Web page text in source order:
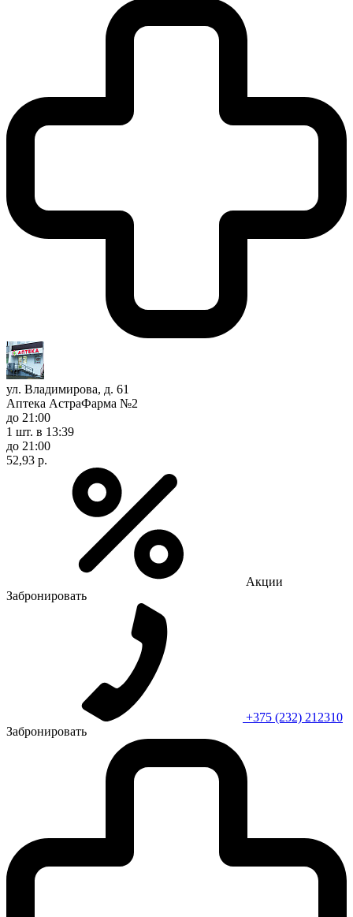
ул. Владимирова, д. 61
Аптека АстраФарма №2
до 21:00
1 шт. в 13:39
до 21:00
52,93 р.
Акции
Забронировать
+375 (232) 212310
Забронировать